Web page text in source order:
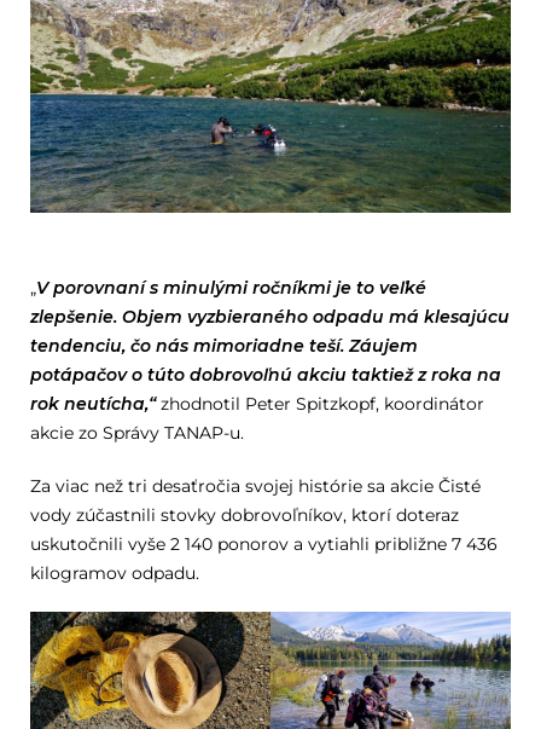
„V porovnaní s minulými ročníkmi je to veľké
zlepšenie. Objem vyzbieraného odpadu má klesajúcu
tendenciu, čo nás mimoriadne teší. Záujem
potápačov o túto dobrovoľnú akciu taktiež z roka na
rok neutícha,“zhodnotil Peter Spitzkopf, koordinátor
akcie zo Správy TANAP-u.
Za viac než tri desaťročia svojej histórie sa akcie Čisté
vody zúčastnili stovky dobrovoľníkov, ktorí doteraz
uskutočnili vyše 2 140 ponorov a vytiahli približne 7 436
kilogramov odpadu.